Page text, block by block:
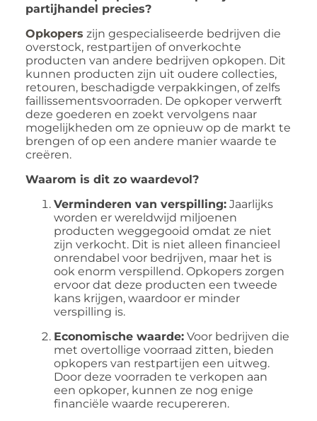
partijhandel precies?
Opkopers zijn gespecialiseerde bedrijven die
overstock, restpartijen of onverkochte
producten van andere bedrijven opkopen. Dit
kunnen producten zijn uit oudere collecties,
retouren, beschadigde verpakkingen, of zelfs
faillissementsvoorraden. De opkoper verwerft
deze goederen en zoekt vervolgens naar
mogelijkheden om ze opnieuw op de markt te
brengen of op een andere manier waarde te
creëren.
Waarom is dit zo waardevol?
Verminderen van verspilling: Jaarlijks
worden er wereldwijd miljoenen
producten weggegooid omdat ze niet
zijn verkocht. Dit is niet alleen financieel
onrendabel voor bedrijven, maar het is
ook enorm verspillend. Opkopers zorgen
ervoor dat deze producten een tweede
kans krijgen, waardoor er minder
verspilling is.
Economische waarde: Voor bedrijven die
met overtollige voorraad zitten, bieden
opkopers van restpartijen een uitweg.
Door deze voorraden te verkopen aan
een opkoper, kunnen ze nog enige
financiële waarde recupereren.